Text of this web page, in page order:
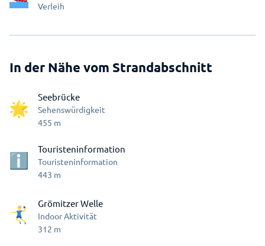
Verleih
In der Nähe vom Strandabschnitt
Seebrücke
Sehenswürdigkeit
455 m
Touristeninformation
Touristeninformation
443 m
Grömitzer Welle
Indoor Aktivität
312 m